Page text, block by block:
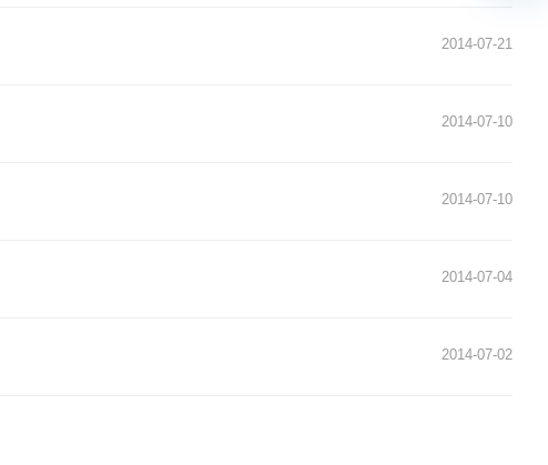
2014-07-21
2014-07-10
2014-07-10
2014-07-04
2014-07-02